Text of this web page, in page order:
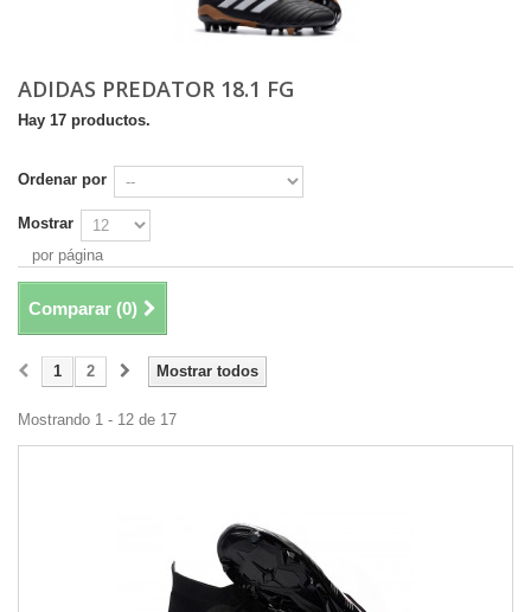
ADIDAS PREDATOR 18.1 FG
Hay 17 productos.
Ordenar por
Mostrar
por página
Comparar (0)
Mostrar todos
1 2
Mostrando 1 - 12 de 17